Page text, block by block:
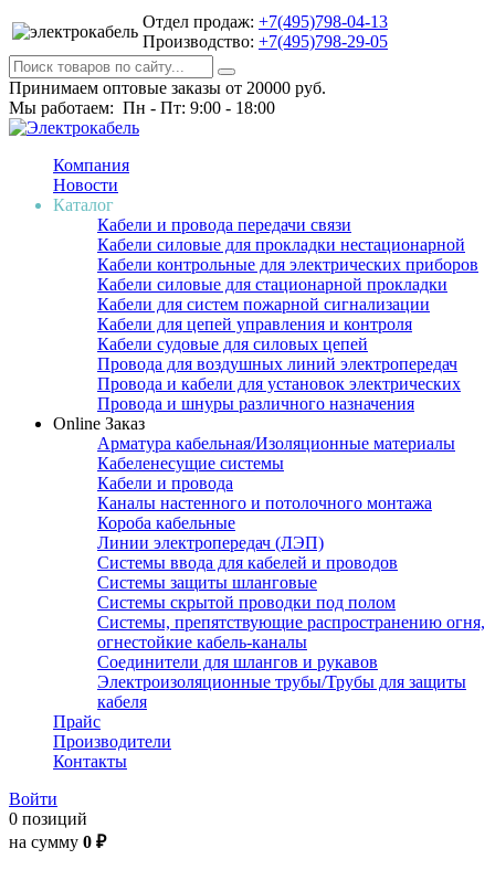
Отдел продаж: +7(495)798-04-13
Производство: +7(495)798-29-05
Принимаем оптовые заказы от 20000 руб.
Мы работаем: Пн - Пт: 9:00 - 18:00
Компания
Новости
Каталог
Кабели и провода передачи связи
Кабели силовые для прокладки нестационарной
Кабели контрольные для электрических приборов
Кабели силовые для стационарной прокладки
Кабели для систем пожарной сигнализации
Кабели для цепей управления и контроля
Кабели судовые для силовых цепей
Провода для воздушных линий электропередач
Провода и кабели для установок электрических
Провода и шнуры различного назначения
Online Заказ
Арматура кабельная/Изоляционные материалы
Кабеленесущие системы
Кабели и провода
Каналы настенного и потолочного монтажа
Короба кабельные
Линии электропередач (ЛЭП)
Системы ввода для кабелей и проводов
Системы защиты шланговые
Системы скрытой проводки под полом
Системы, препятствующие распространению огня,
огнестойкие кабель-каналы
Соединители для шлангов и рукавов
Электроизоляционные трубы/Трубы для защиты
кабеля
Прайс
Производители
Контакты
Войти
0 позиций
на сумму 0 ₽